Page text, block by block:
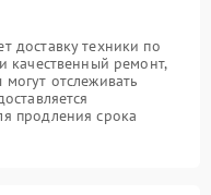
доставку техники по
качественный ремонт,
отслеживать
продления срока